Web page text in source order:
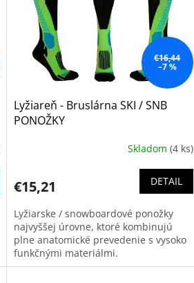
€16,44
–7 %
Lyžiareň - Bruslárna SKI / SNB
PONOŽKY
Skladom (4 ks)
€15,21 DETAIL
Lyžiarske / snowboardové ponožky
najvyššej úrovne, ktoré kombinujú
plne anatomické prevedenie s vysoko
funkčnými materiálmi.